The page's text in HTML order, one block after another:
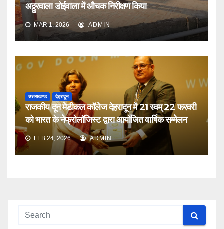
अठ्ठुरवाला डोईवाला में औचक निरीक्षण किया
MAR 1, 2026 ADMIN
उत्तराखण्ड देहरादून
राजकीय दून मेडीकल कॉलेज देहरादून में 21 स्वम् 22 फरवरी
को भारत के नेफ्रोलॉजिस्ट द्वारा आयोजित वार्षिक सम्मेलन
FEB 24, 2026 ADMIN